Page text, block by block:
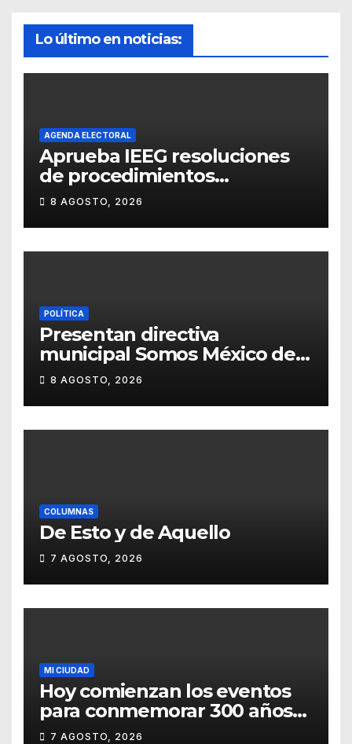
Lo último en noticias:
AGENDA ELECTORAL
Aprueba IEEG resoluciones
de procedimientos
sancionadores
8 AGOSTO, 2026
POLÍTICA
Presentan directiva
municipal Somos México de
Guanajuato
8 AGOSTO, 2026
COLUMNAS
De Esto y de Aquello
7 AGOSTO, 2026
MI CIUDAD
Hoy comienzan los eventos
para conmemorar 300 años
del templo de San Roque
7 AGOSTO, 2026